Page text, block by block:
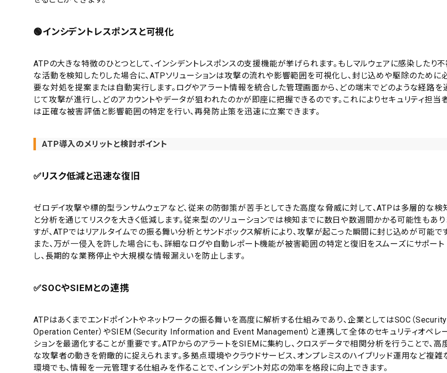
🟢インシデントレスポンスと可視化
ATPの大きな特徴のひとつとして、インシデントレスポンスの支援機能が挙げられます。もしマルウェアに感染したり
な活動を検知したりした場合に、ATPソリューションは攻撃の流れや影響範囲を可視化し、封じ込めや駆除のために
要な対処を提案または自動実行します。ログやアラート情報を統合した管理画面から、どの端末でどのような経路を
じて攻撃が進行し、どのアカウントやデータが狙われたのかが即座に把握できるのです。これによりセキュリティ担当
は正確な被害評価と影響範囲の特定を行い、再発防止策を迅速に立案できます。
ATP導入のメリットと検討ポイント
✅リスク低減と迅速な復旧
ゼロデイ攻撃や標的型ランサムウェアなど、従来の防御策が苦手としてきた高度な脅威に対して、ATPは多層的な検
と分析を通じてリスクを大きく低減します。従来型のソリューションでは検知までに数日や数週間かかる可能性もあり
すが、ATPではリアルタイムでの振る舞い分析とサンドボックス解析により、攻撃が起こった瞬間に封じ込めが可能です
また、万が一侵入を許した場合にも、詳細なログや自動レポート機能が被害範囲の特定と復旧をスムーズにサポート
し、長期的な業務停止や大規模な情報漏えいを防止します。
✅SOCやSIEMとの連携
ATPはあくまでエンドポイントやネットワークの振る舞いを高度に解析する仕組みであり、企業としてはSOC（Security
Operation Center）やSIEM（Security Information and Event Management）と連携して全体のセキュリティオペレ
ションを最適化することが重要です。ATPからのアラートをSIEMに集約し、クロスデータで相関分析を行うことで、高
な攻撃者の動きを俯瞰的に捉えられます。多拠点環境やクラウドサービス、オンプレミスのハイブリッド運用など複雑
環境でも、情報を一元管理する仕組みを作ることで、インシデント対応の効率を格段に向上できます。